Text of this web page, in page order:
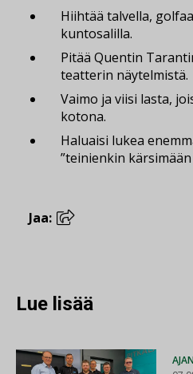
Hiihtää talvella,
kuntosalilla.
Pitää Quentin
teatterin näytelmistä.
Vaimo ja viisi lasta,
kotona.
Haluaisi lukea
”teinienkin
Jaa:
Lue lisää